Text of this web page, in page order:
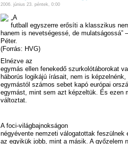
2006. június 23. péntek, 0:00
„A
futball egyszerre erősíti a klasszikus
hanem is nevetségessé, de mulatságossá”
Péter.
(Forrás: HVG)
Elnézve az
egymás ellen fenekedő szurkolótáborokat
háborús logikájú írásait, nem is
egymástól számos sebet kapó európai
egymást, mint sem azt képzeltük. És ezen
változtat.
A foci-világbajnokságon
négyévente nemzeti válogatottak
az egyikük jobb, mint a másik. A győzelem